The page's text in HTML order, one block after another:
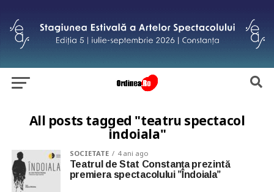
All posts tagged "teatru spectacol
indoiala"
SOCIETATE 4 ani ago
Teatrul de Stat Constanța prezintă
premiera spectacolului ”Îndoiala”